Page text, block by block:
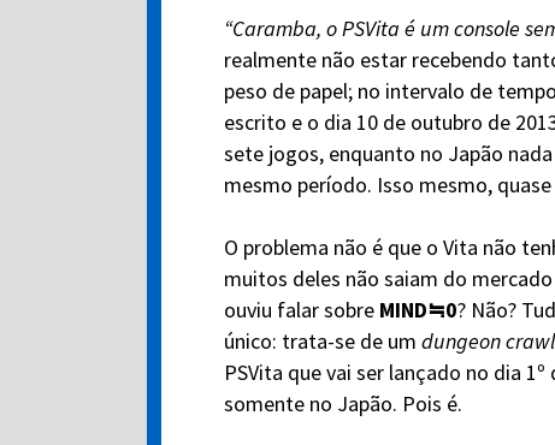
“Caramba, o PSVita é um console
realmente não estar recebendo
peso de papel; no intervalo de
escrito e o dia 10 de outubro de
sete jogos, enquanto no Japão
mesmo período. Isso mesmo,
O problema não é que o Vita não
muitos deles não saiam do
ouviu falar sobre MIND≒0? Não?
único: trata-se de um dungeon
PSVita que vai ser lançado no dia
somente no Japão. Pois é.